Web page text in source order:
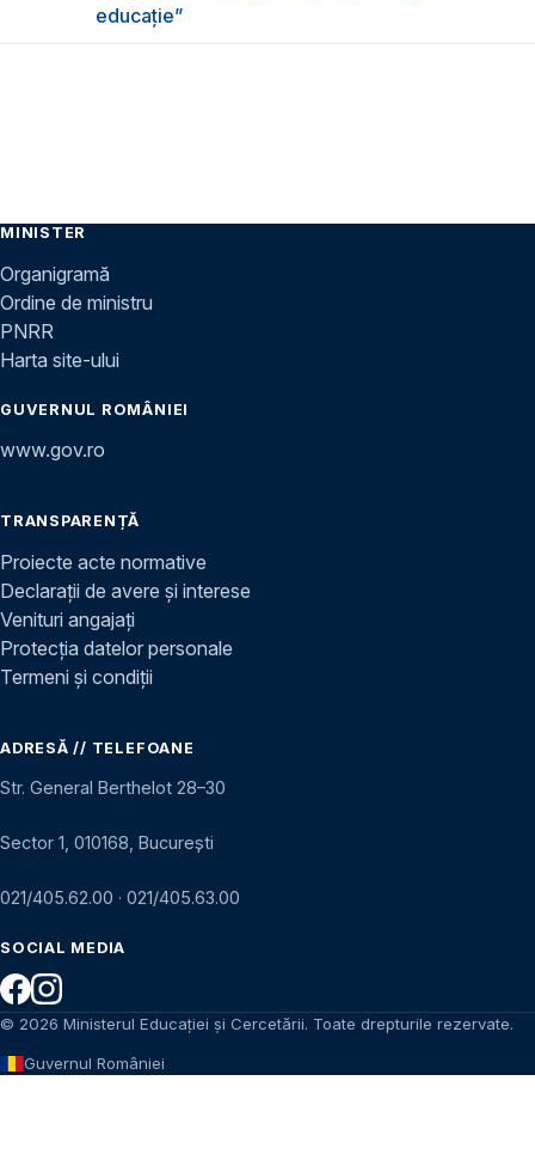
educație”
MINISTER
Organigramă
Ordine de ministru
PNRR
Harta site-ului
GUVERNUL ROMÂNIEI
www.gov.ro
TRANSPARENȚĂ
Proiecte acte normative
Declarații de avere și interese
Venituri angajați
Protecția datelor personale
Termeni și condiții
ADRESĂ // TELEFOANE
Str. General Berthelot 28–30
Sector 1, 010168, București
021/405.62.00 · 021/405.63.00
SOCIAL MEDIA
© 2026 Ministerul Educației și Cercetării. Toate drepturile rezervate.
Guvernul României